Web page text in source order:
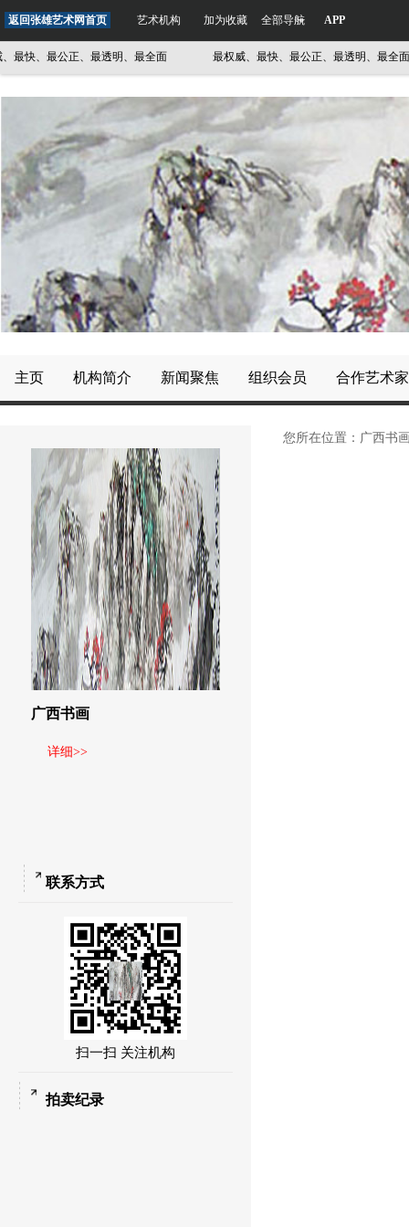
返回张雄艺术网首页 艺术机构 加为收藏 全部导航 APP
快、最公正、最透明、最全面 最权威、最快、最公正、最透明、最全面
主页 机构简介 新闻聚焦 组织会员 合作艺术家
广西书画
详细>>
联系方式
扫一扫 关注机构
拍卖纪录
您所在位置： 广西书